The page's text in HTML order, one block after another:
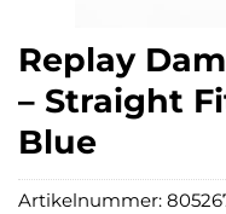
Replay
– Straight
Blue
Artikelnummer: